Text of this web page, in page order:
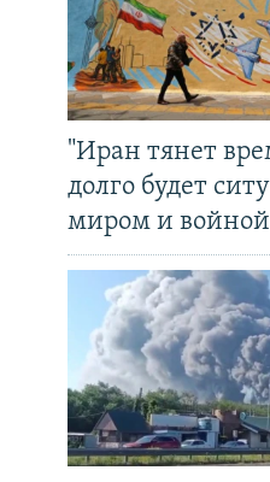
"Иран тянет
долго будет
миром и